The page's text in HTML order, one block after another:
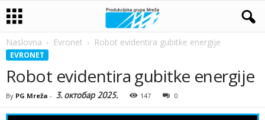
Naslovna Evronet Robot evidentira gubitke energije
EVRONET
Robot evidentira gubitke energije
By PG Mreža - 3. октобар 2025. 147 0